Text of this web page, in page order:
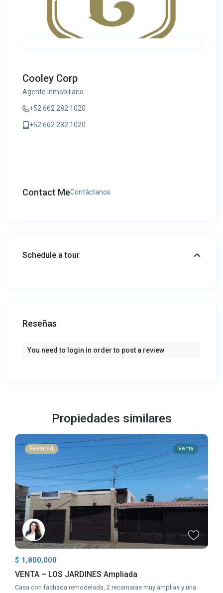
Cooley Corp
Agente Inmobiliario
+52 662 282 1020
+52 662 282 1020
Contact MeContáctanos
Schedule a tour
Reseñas
You need to login in order to post a review
Propiedades similares
Featured Venta
$ 1,800,000
VENTA – LOS JARDINES Ampliada
Casa con fachada remodelada, 2 recamaras muy amplias y una